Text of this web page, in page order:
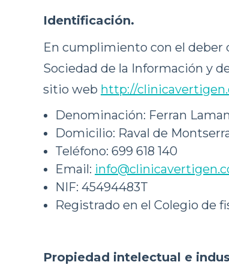
Identificación.
En cumplimiento con el deber
Sociedad de la Información y
sitio web http://
Denominación: Ferran
Domicilio: Raval de
Teléfono: 699 618 140
Email:
NIF: 45494483T
Registrado en el Colegio de
Propiedad intelectual e